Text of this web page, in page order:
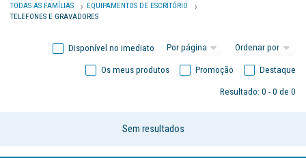
TODAS AS FAMÍLIAS
EQUIPAMENTOS DE ESCRITÓRIO
TELEFONES E GRAVADORES
Disponível no imediato
Destaque
Promoção
Os meus produtos
Resultado: 0 - 0 de 0
Sem resultados